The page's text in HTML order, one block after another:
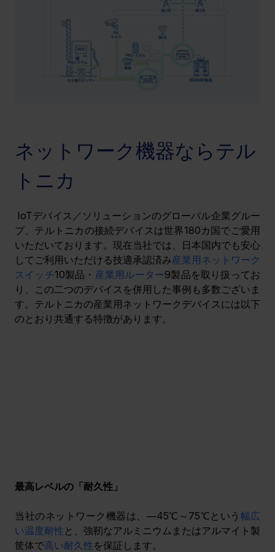
ネットワーク機器ならテル
トニカ
IoTデバイス／ソリューションのグローバル企業グルー
プ、テルトニカの接続デバイスは世界180カ国でご愛用
いただいております。現在当社では、日本国内でも安心
してご利用いただける技適承認済み産業用ネットワーク
スイッチ10製品・ 産業用ルーター9製品を取り扱ってお
り、この二つのデバイスを併用した事例も多数ございま
す。テルトニカの産業用ネットワークデバイスには以下
のとおり共通する特徴があります。
最高レベルの「耐久性」
当社のネットワーク機器は、―45℃～75℃という 幅広
い温度耐性 と、強靭なアルミニウムまたはアルマイト製
筐体で高い耐久性を保証します。